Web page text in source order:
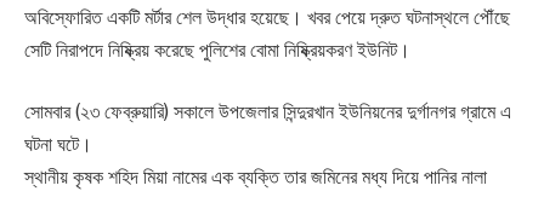
অবিস্ফোরিত একটি মর্টার শেল উদ্ধার হয়েছে। খবর পেয়ে দ্রুত ঘটনাস্থলে পৌঁছে
সেটি নিরাপদে নিষ্ক্রিয় করেছে পুলিশের বোমা নিষ্ক্রিয়করণ ইউনিট।
সোমবার (২৩ ফেব্রুয়ারি) সকালে উপজেলার সিন্দুরখান ইউনিয়নের দুর্গানগর গ্রামে এ
ঘটনা ঘটে।
স্থানীয় কৃষক শহিদ মিয়া নামের এক ব্যক্তি তার জমিনের মধ্য দিয়ে পানির নালা